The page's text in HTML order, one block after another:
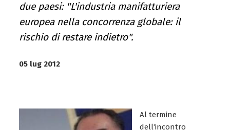
due paesi: "L'industria manifatturiera
europea nella concorrenza globale: il
rischio di restare indietro".
05 lug 2012
Al termine
dell‘incontro